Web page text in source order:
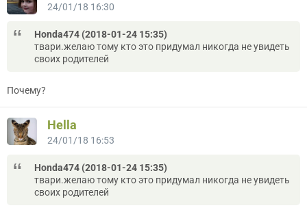
24/01/18 16:30
Honda474 (2018-01-24 15:35)
твари.желаю тому кто это придумал никогда не увидеть
своих родителей
Почему?
Hella
24/01/18 16:53
Honda474 (2018-01-24 15:35)
твари.желаю тому кто это придумал никогда не увидеть
своих родителей